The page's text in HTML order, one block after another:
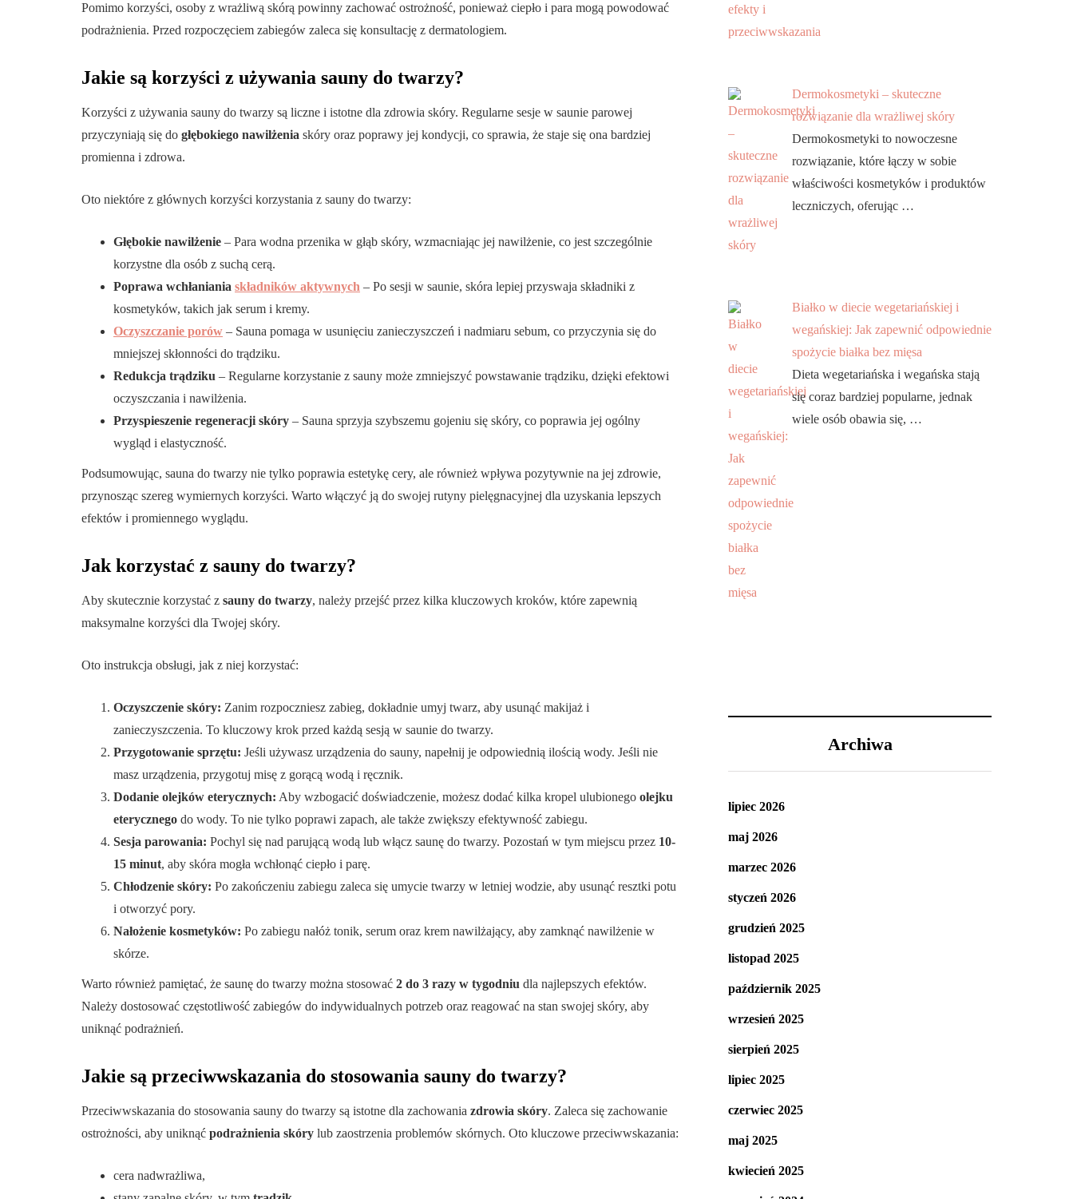
Pomimo korzyści, osoby z wrażliwą skórą powinny zachować ostrożność, ponieważ ciepło i para mogą powodować
podrażnienia. Przed rozpoczęciem zabiegów zaleca się konsultację z dermatologiem.
Jakie są korzyści z używania sauny do twarzy?
Korzyści z używania sauny do twarzy są liczne i istotne dla zdrowia skóry. Regularne sesje w saunie parowej
przyczyniają się do głębokiego nawilżenia skóry oraz poprawy jej kondycji, co sprawia, że staje się ona bardziej
promienna i zdrowa.
Oto niektóre z głównych korzyści korzystania z sauny do twarzy:
Głębokie nawilżenie – Para wodna przenika w głąb skóry, wzmacniając jej nawilżenie, co jest szczególnie
korzystne dla osób z suchą cerą.
Poprawa wchłaniania składników aktywnych – Po sesji w saunie, skóra lepiej przyswaja składniki z
kosmetyków, takich jak serum i kremy.
Oczyszczanie porów – Sauna pomaga w usunięciu zanieczyszczeń i nadmiaru sebum, co przyczynia się do
mniejszej skłonności do trądziku.
Redukcja trądziku – Regularne korzystanie z sauny może zmniejszyć powstawanie trądziku, dzięki efektowi
oczyszczania i nawilżenia.
Przyspieszenie regeneracji skóry – Sauna sprzyja szybszemu gojeniu się skóry, co poprawia jej ogólny
wygląd i elastyczność.
Podsumowując, sauna do twarzy nie tylko poprawia estetykę cery, ale również wpływa pozytywnie na jej zdrowie,
przynosząc szereg wymiernych korzyści. Warto włączyć ją do swojej rutyny pielęgnacyjnej dla uzyskania lepszych
efektów i promiennego wyglądu.
Jak korzystać z sauny do twarzy?
Aby skutecznie korzystać z sauny do twarzy, należy przejść przez kilka kluczowych kroków, które zapewnią
maksymalne korzyści dla Twojej skóry.
Oto instrukcja obsługi, jak z niej korzystać:
Oczyszczenie skóry: Zanim rozpoczniesz zabieg, dokładnie umyj twarz, aby usunąć makijaż i
zanieczyszczenia. To kluczowy krok przed każdą sesją w saunie do twarzy.
Przygotowanie sprzętu: Jeśli używasz urządzenia do sauny, napełnij je odpowiednią ilością wody. Jeśli nie
masz urządzenia, przygotuj misę z gorącą wodą i ręcznik.
Dodanie olejków eterycznych: Aby wzbogacić doświadczenie, możesz dodać kilka kropel ulubionego olejku
eterycznego do wody. To nie tylko poprawi zapach, ale także zwiększy efektywność zabiegu.
Sesja parowania: Pochyl się nad parującą wodą lub włącz saunę do twarzy. Pozostań w tym miejscu przez 10-
15 minut, aby skóra mogła wchłonąć ciepło i parę.
Chłodzenie skóry: Po zakończeniu zabiegu zaleca się umycie twarzy w letniej wodzie, aby usunąć resztki potu
i otworzyć pory.
Nałożenie kosmetyków: Po zabiegu nałóż tonik, serum oraz krem nawilżający, aby zamknąć nawilżenie w
skórze.
Warto również pamiętać, że saunę do twarzy można stosować 2 do 3 razy w tygodniu dla najlepszych efektów.
Należy dostosować częstotliwość zabiegów do indywidualnych potrzeb oraz reagować na stan swojej skóry, aby
uniknąć podrażnień.
Jakie są przeciwwskazania do stosowania sauny do twarzy?
Przeciwwskazania do stosowania sauny do twarzy są istotne dla zachowania zdrowia skóry. Zaleca się zachowanie
ostrożności, aby uniknąć podrażnienia skóry lub zaostrzenia problemów skórnych. Oto kluczowe przeciwwskazania:
cera nadwrażliwa,
Dermokosmetyki – skuteczne
rozwiązanie dla wrażliwej skóry
Dermokosmetyki to nowoczesne
rozwiązanie, które łączy w sobie
właściwości kosmetyków i produktów
leczniczych, oferując …
Białko w diecie wegetariańskiej i
wegańskiej: Jak zapewnić odpowiednie
spożycie białka bez mięsa
Dieta wegetariańska i wegańska stają
się coraz bardziej popularne, jednak
wiele osób obawia się, …
Archiwa
lipiec 2026
maj 2026
marzec 2026
styczeń 2026
grudzień 2025
listopad 2025
październik 2025
wrzesień 2025
sierpień 2025
lipiec 2025
czerwiec 2025
maj 2025
kwiecień 2025